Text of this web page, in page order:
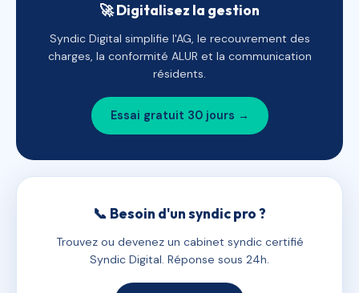
🚀 Digitalisez la gestion
Syndic Digital simplifie l'AG, le recouvrement des
charges, la conformité ALUR et la communication
résidents.
Essai gratuit 30 jours →
📞 Besoin d'un syndic pro ?
Trouvez ou devenez un cabinet syndic certifié
Syndic Digital. Réponse sous 24h.